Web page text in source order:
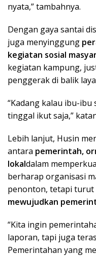
nyata,” tambahnya.
Dengan gaya santai
juga menyinggung
kegiatan sosial
kegiatan kampung,
penggerak di balik
“Kadang kalau ibu-
tinggal ikut saja,”
Lebih lanjut, Husin
antara pemerintah,
lokaldalam
berharap organisasi
penonton, tetapi turut
mewujudkan
“Kita ingin
laporan, tapi juga
Pemerintahan yang